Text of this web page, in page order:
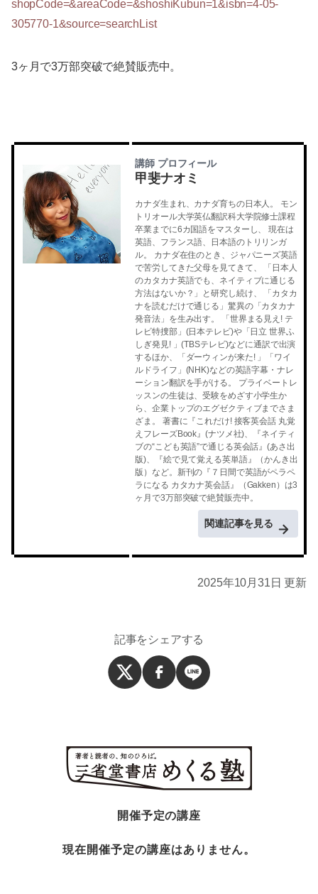
shopCode=&areaCode=&shoshiKubun=1&isbn=4-05-
305770-1&source=searchList
3ヶ月で3万部突破で絶賛販売中。
講師 プロフィール
甲斐ナオミ
カナダ生まれ、カナダ育ちの日本人。 モン
トリオール大学英仏翻訳科大学院修士課程
卒業までに6カ国語をマスターし、 現在は
英語、フランス語、日本語のトリリンガ
ル。 カナダ在住のとき、ジャパニーズ英語
で苦労してきた父母を見てきて、 「日本人
のカタカナ英語でも、ネイティブに通じる
方法はないか？」と研究し続け、 「カタカ
ナを読むだけで通じる」驚異の「カタカナ
発音法」を生み出す。 「世界まる見え! テ
レビ特捜部」(日本テレビ)や「日立 世界ふ
しぎ発見! 」(TBSテレビ)などに通訳で出演
するほか、「ダーウィンが来た! 」「ワイ
ルドライフ」(NHK)などの英語字幕・ナレ
ーション翻訳を手がける。 プライベートレ
ッスンの生徒は、受験をめざす小学生か
ら、企業トップのエグゼクティブまでさま
ざま。 著書に『これだけ! 接客英会話 丸覚
えフレーズBook』(ナツメ社)、『ネイティ
ブの“こども英語”で通じる英会話』(あさ出
版)、『絵で見て覚える英単語』（かんき出
版）など。新刊の『７日間で英語がペラペ
ラになる カタカナ英会話』（Gakken）は3
ヶ月で3万部突破で絶賛販売中。
関連記事を見る
2025年10月31日 更新
記事をシェアする
開催予定の講座
現在開催予定の講座はありません。